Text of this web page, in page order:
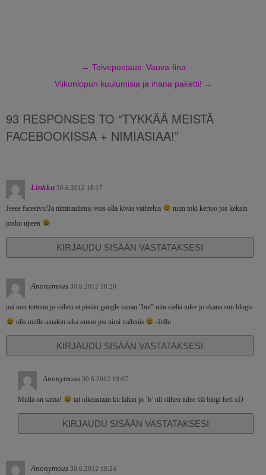
← Toivepostaus: Vauva-Iina
Viikonlopun kuulumisia ja ihana paketti! →
93 RESPONSES TO “TYKKÄÄ MEISTÄ
FACEBOOKISSA + NIMIASIAA!”
Linkku 30.6.2012 18:17
Jeeee facesivu!Ja nimiuudistus vois olla kivaa vaihtelua
tuun toki kertoo jos keksin
jonku upeen
KIRJAUDU SISÄÄN VASTATAKSESI
Anonymous 30.6.2012 18:20
mä oon tottunu jo siihen et pistän google sanan ”but” niin sieltä tulee jo ekana sun blogis
olis mulle ainakin aika outoo jos nimi vaihtuis
-Jellu
KIRJAUDU SISÄÄN VASTATAKSESI
Anonymous 30.6.2012 19:07
Mulla on sama! tai oikeastaan ku laitan jo ’b’ nii siihen tulee tää blogi heti xD
KIRJAUDU SISÄÄN VASTATAKSESI
Anonymous 30.6.2012 18:24